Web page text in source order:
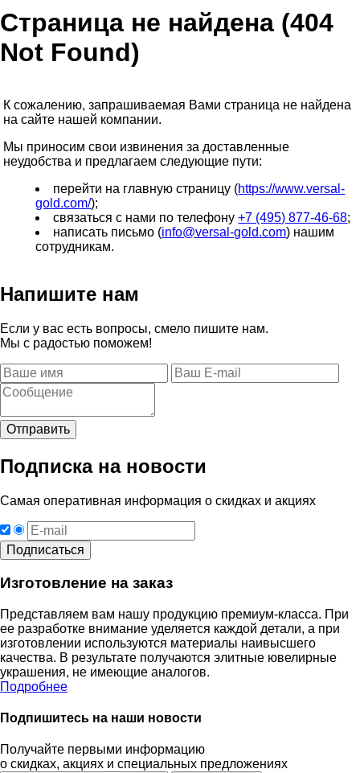
Страница не найдена (404
Not Found)
К сожалению, запрашиваемая Вами страница не найдена
на сайте нашей компании.
Мы приносим свои извинения за доставленные
неудобства и предлагаем следующие пути:
перейти на главную страницу (https://www.versal-
gold.com/);
связаться с нами по телефону+7 (495) 877-46-68;
написать письмо (info@versal-gold.com) нашим
сотрудникам.
Напишите нам
Если у вас есть вопросы, смело пишите нам.
Мы с радостью поможем!
Подписка на новости
Самая оперативная информация о скидках и акциях
Изготовление на заказ
Представляем вам нашу продукцию премиум-класса. При
ее разработке внимание уделяется каждой детали, а при
изготовлении используются материалы наивысшего
качества. В результате получаются элитные ювелирные
украшения, не имеющие аналогов.
Подробнее
Подпишитесь на наши новости
Получайте первыми информацию
о скидках, акциях и специальных предложениях